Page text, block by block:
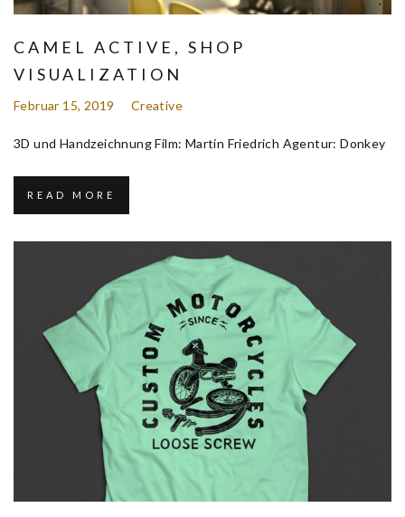
CAMEL ACTIVE, SHOP
VISUALIZATION
Februar 15, 2019 Creative
3D und Handzeichnung Film: Martin Friedrich Agentur: Donkey
READ MORE